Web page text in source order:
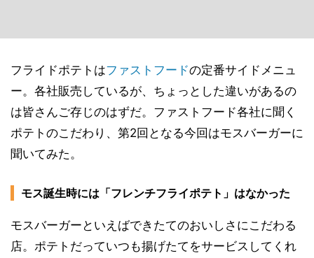
フライドポテトはファストフードの定番サイドメニュ
ー。各社販売しているが、ちょっとした違いがあるの
は皆さんご存じのはずだ。ファストフード各社に聞く
ポテトのこだわり、第2回となる今回はモスバーガーに
聞いてみた。
モス誕生時には「フレンチフライポテト」はなかった
モスバーガーといえばできたてのおいしさにこだわる
店。ポテトだっていつも揚げたてをサービスしてくれ